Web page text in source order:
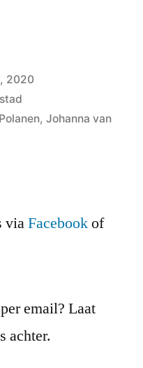
2020
, Johanna van
viaFacebookof
email? Laat
achter.